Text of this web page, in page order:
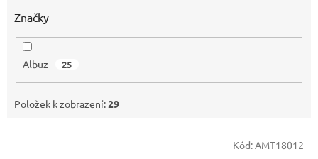
Značky
Albuz 25
Položek k zobrazení:29
Kód:AMT18012